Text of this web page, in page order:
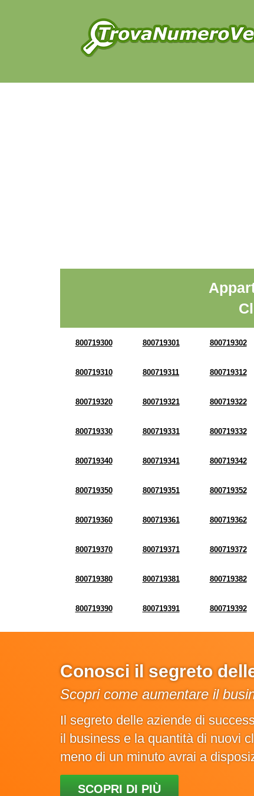
800719300 800719301 800719302
800719310 800719311 800719312
800719320 800719321 800719322
800719330 800719331 800719332
800719340 800719341 800719342
800719350 800719351 800719352
800719360 800719361 800719362
800719370 800719371 800719372
800719380 800719381 800719382
800719390 800719391 800719392
Conosci il segreto
Scopri come aumentare il
Il segreto delle aziende di
il business e la quantità di nuovi
meno di un minuto avrai a
SCOPRI DI PIÙ